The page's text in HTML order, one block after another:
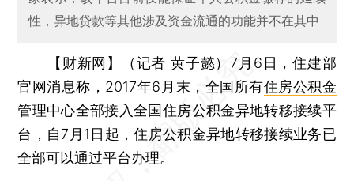
性，异地贷款等其他涉及资金流通的功能并不在其中
【财新网】（记者 黄子懿）7月6日，住建部
官网消息称，2017年6月末，全国所有住房公积金
管理中心全部接入全国住房公积金异地转移接续平
台，自7月1日起，住房公积金异地转移接续业务已
全部可以通过平台办理。